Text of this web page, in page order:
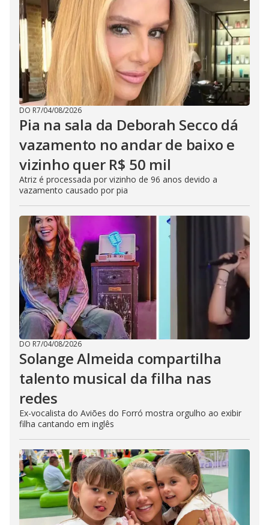
DO R7/04/08/2026
Pia na sala da Deborah Secco dá
vazamento no andar de baixo e
vizinho quer R$ 50 mil
Atriz é processada por vizinho de 96 anos devido a
vazamento causado por pia
DO R7/04/08/2026
Solange Almeida compartilha
talento musical da filha nas
redes
Ex-vocalista do Aviões do Forró mostra orgulho ao exibir
filha cantando em inglês